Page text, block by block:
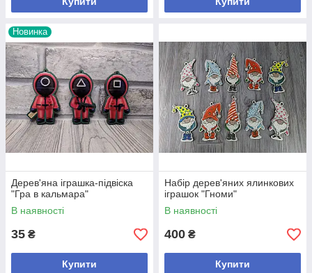
Новинка
Дерев'яна іграшка-підвіска
"Гра в кальмара"
В наявності
35 ₴
Купити
Набір дерев'яних ялинкових
іграшок "Гноми"
В наявності
400 ₴
Купити